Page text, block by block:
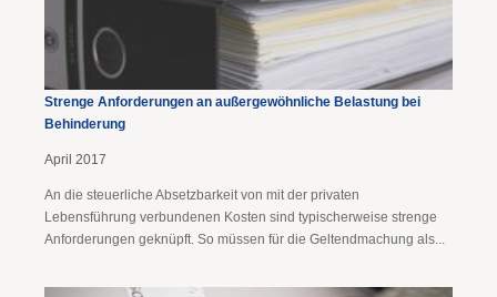
Strenge Anforderungen an außergewöhnliche Belastung bei
Behinderung
April 2017
An die steuerliche Absetzbarkeit von mit der privaten
Lebensführung verbundenen Kosten sind typischerweise strenge
Anforderungen geknüpft. So müssen für die Geltendmachung als...